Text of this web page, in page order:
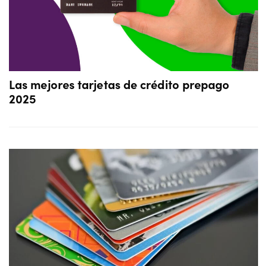
Las mejores tarjetas de crédito prepago
2025